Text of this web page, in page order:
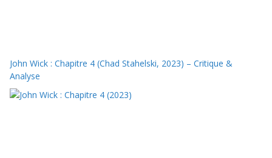
John Wick : Chapitre 4 (Chad Stahelski, 2023) – Critique &
Analyse